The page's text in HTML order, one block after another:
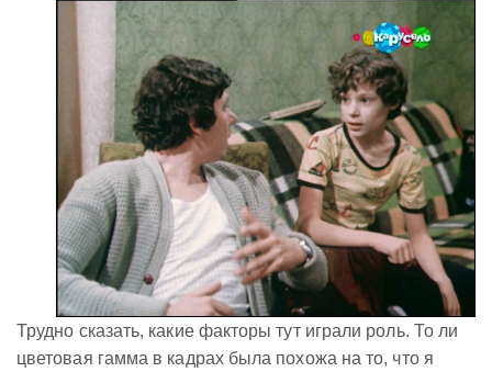
Трудно сказать, какие факторы тут играли роль. То ли
цветовая гамма в кадрах была похожа на то, что я